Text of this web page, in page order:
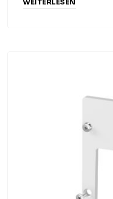
WEITERLESEN